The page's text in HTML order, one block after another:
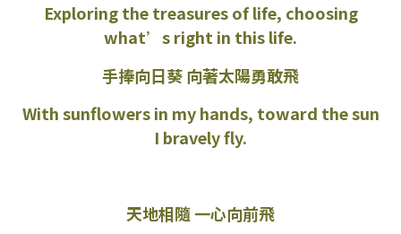
Exploring the treasures of life, choosing
what’s right in this life.
手捧向日葵 向著太陽勇敢飛
With sunflowers in my hands, toward the sun
I bravely fly.
天地相隨 一心向前飛